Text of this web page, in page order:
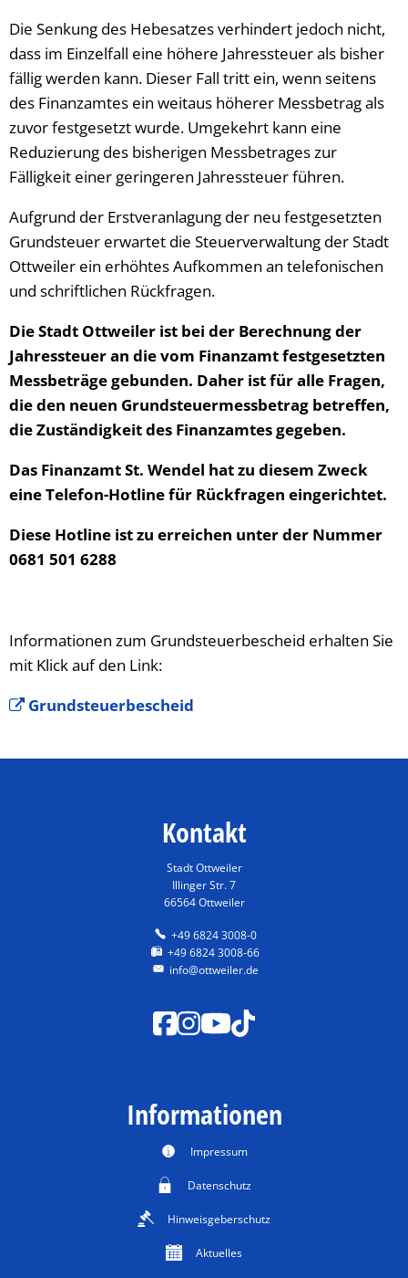
Die Senkung des Hebesatzes verhindert jedoch nicht,
dass im Einzelfall eine höhere Jahressteuer als bisher
fällig werden kann. Dieser Fall tritt ein, wenn seitens
des Finanzamtes ein weitaus höherer Messbetrag als
zuvor festgesetzt wurde. Umgekehrt kann eine
Reduzierung des bisherigen Messbetrages zur
Fälligkeit einer geringeren Jahressteuer führen.
Aufgrund der Erstveranlagung der neu festgesetzten
Grundsteuer erwartet die Steuerverwaltung der Stadt
Ottweiler ein erhöhtes Aufkommen an telefonischen
und schriftlichen Rückfragen.
Die Stadt Ottweiler ist bei der Berechnung der
Jahressteuer an die vom Finanzamt festgesetzten
Messbeträge gebunden. Daher ist für alle Fragen,
die den neuen Grundsteuermessbetrag betreffen,
die Zuständigkeit des Finanzamtes gegeben.
Das Finanzamt St. Wendel hat zu diesem Zweck
eine Telefon-Hotline für Rückfragen eingerichtet.
Diese Hotline ist zu erreichen unter der Nummer
0681 501 6288
Informationen zum Grundsteuerbescheid erhalten Sie
mit Klick auf den Link:
Grundsteuerbescheid
Kontakt
Stadt Ottweiler
Illinger Str. 7
66564 Ottweiler
+49 6824 3008-0
+49 6824 3008-66
info@ottweiler.de
Informationen
Impressum
Datenschutz
Hinweisgeberschutz
Aktuelles